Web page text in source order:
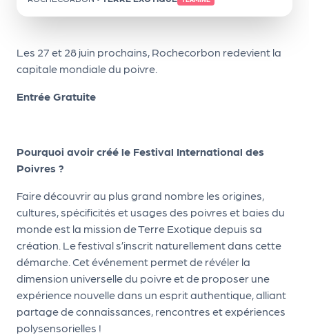
Les 27 et 28 juin prochains, Rochecorbon redevient la
capitale mondiale du poivre.
Entrée Gratuite
Pourquoi avoir créé le Festival International des
Poivres ?
Faire découvrir au plus grand nombre les origines,
cultures, spécificités et usages des poivres et baies du
monde est la mission de Terre Exotique depuis sa
création. Le festival s’inscrit naturellement dans cette
démarche. Cet événement permet de révéler la
dimension universelle du poivre et de proposer une
expérience nouvelle dans un esprit authentique, alliant
partage de connaissances, rencontres et expériences
polysensorielles !
g
Sui
vr
e
le
O
G!
N
os
se
rvi
ce
s